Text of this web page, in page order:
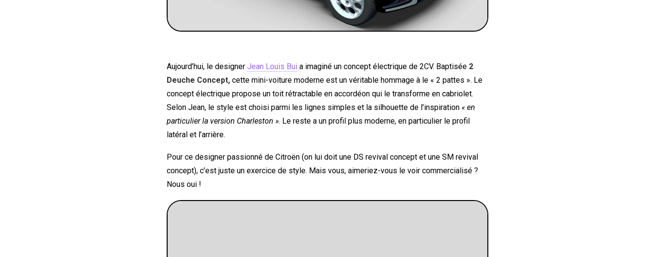
Aujourd’hui, le designer Jean Louis Bui a imaginé un concept électrique de 2CV. Baptisée 2
Deuche Concept, cette mini-voiture moderne est un véritable hommage à le « 2 pattes ». Le
concept électrique propose un toit rétractable en accordéon qui le transforme en cabriolet.
Selon Jean, le style est choisi parmi les lignes simples et la silhouette de l’inspiration « en
particulier la version Charleston ». Le reste a un profil plus moderne, en particulier le profil
latéral et l’arrière.
Pour ce designer passionné de Citroën (on lui doit une DS revival concept et une SM revival
concept), c’est juste un exercice de style. Mais vous, aimeriez-vous le voir commercialisé ?
Nous oui !